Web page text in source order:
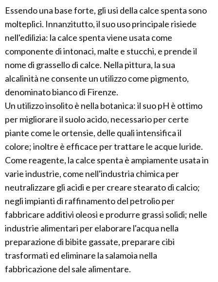
Essendo una base forte, gli usi della calce spenta sono
molteplici. Innanzitutto, il suo uso principale risiede
nell'edilizia: la calce spenta viene usata come
componente di intonaci, malte e stucchi, e prende il
nome di grassello di calce. Nella pittura, la sua
alcalinità ne consente un utilizzo come pigmento,
denominato bianco di Firenze.
Un utilizzo insolito è nella botanica: il suo pH è ottimo
per migliorare il suolo acido, necessario per certe
piante come le ortensie, delle quali intensifica il
colore; inoltre è efficace per trattare le acque luride.
Come reagente, la calce spenta è ampiamente usata in
varie industrie, come nell'industria chimica per
neutralizzare gli acidi e per creare stearato di calcio;
negli impianti di raffinamento del petrolio per
fabbricare additivi oleosi e produrre grassi solidi; nelle
industrie alimentari per elaborare l'acqua nella
preparazione di bibite gassate, preparare cibi
trasformati ed eliminare la salamoia nella
fabbricazione del sale alimentare.